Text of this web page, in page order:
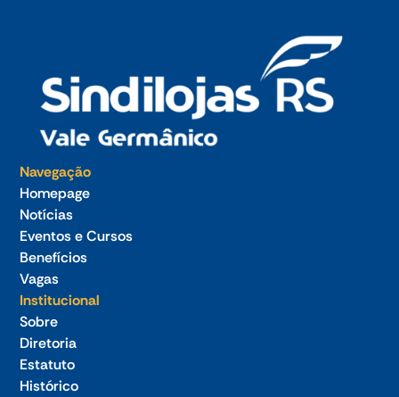
Navegação
Homepage
Notícias
Eventos e Cursos
Benefícios
Vagas
Institucional
Sobre
Diretoria
Estatuto
Histórico